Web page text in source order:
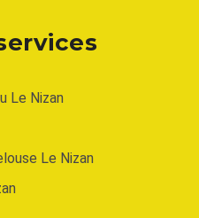
Le Nizan
Le Nizan